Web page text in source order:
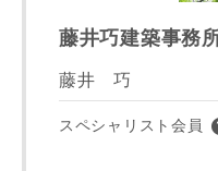
藤井巧建築事務
藤井 巧
スペシャリスト会員
-
都道府県